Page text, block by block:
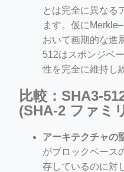
とは完全に異なる
ます。仮に
おいて画期的な進
512はスポンジベ
性を完全に維持し
比較：SHA3-
(SHA-2 ファミ
アーキテクチャの
がブロックベース
存しているのに対